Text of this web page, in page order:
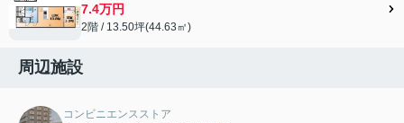
7.4万円
2階 / 13.50坪(44.63㎡)
周辺施設
コンビニエンスストア